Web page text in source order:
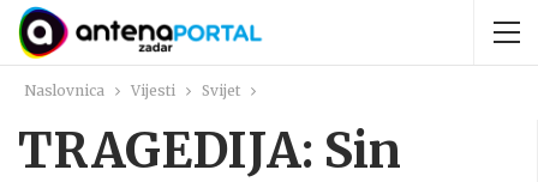
Naslovnica Vijesti Svijet
TRAGEDIJA: Sin